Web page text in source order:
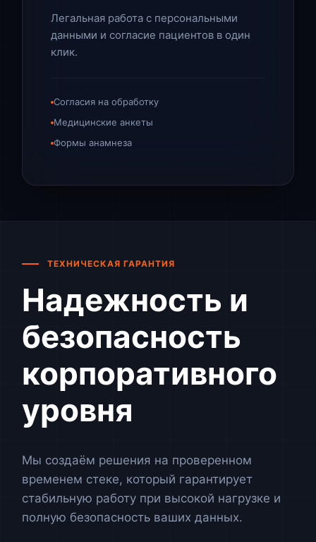
Легальная работа с персональными
данными и согласие пациентов в один
клик.
Согласия на обработку
Медицинские анкеты
Формы анамнеза
ТЕХНИЧЕСКАЯ ГАРАНТИЯ
Надежность и
безопасность
корпоративного
уровня
Мы создаём решения на проверенном
временем стеке, который гарантирует
стабильную работу при высокой нагрузке и
полную безопасность ваших данных.